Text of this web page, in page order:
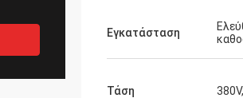
Εγκατάσταση
Τάση